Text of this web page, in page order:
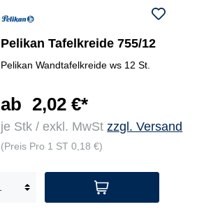
Pelikan Tafelkreide 755/12
Pelikan Wandtafelkreide ws 12 St.
ab 2,02 €*
je Stk / exkl. MwStzzgl. Versand
(Preis Pro 1 ST 0,18 €)